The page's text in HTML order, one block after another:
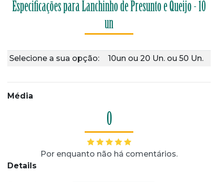
Especificações para Lanchinho de Presunto e Queijo - 10
un
Selecione a sua opção: 10un ou 20 Un. ou 50 Un.
Média
0
Por enquanto não há comentários.
Details